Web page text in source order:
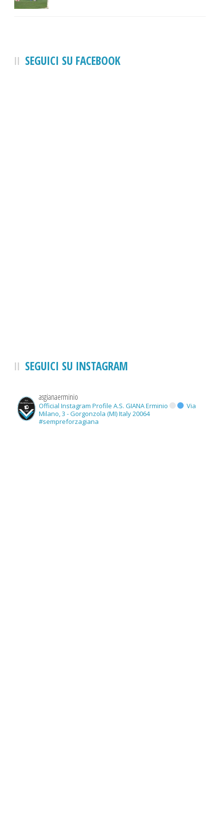
SEGUICI SU FACEBOOK
SEGUICI SU INSTAGRAM
asgianaerminio
Official Instagram Profile A.S. GIANA Erminio
Via
Milano, 3 - Gorgonzola (MI) Italy 20064
#sempreforzagiana